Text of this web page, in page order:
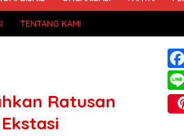
TENTANG KAMI
Ratusan